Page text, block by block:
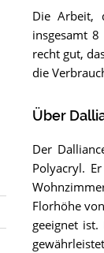
Die Arbeit,
insgesamt
recht gut,
die
Über
Der
Polyacryl.
Florhöhe
geeignet